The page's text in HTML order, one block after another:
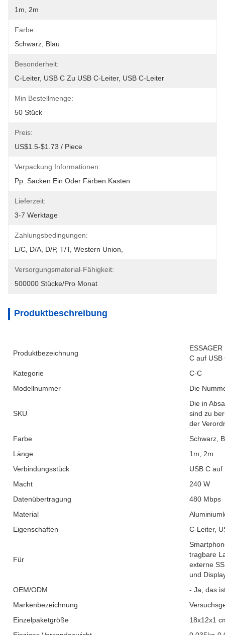
1m, 2m
Farbe:
Schwarz, Blau
Besonderheit:
C-Leiter, USB C Zu USB C-Leiter, USB C-Leiter
Min Bestellmenge:
50 Stück
Preis:
US$1.5-$1.73 / Piece
Verpackung Informationen:
Pp. Sacken Ein Oder Färben Kasten
Lieferzeit:
3-7 Werktage
Zahlungsbedingungen:
L/C, D/A, D/P, T/T, Western Union,
Versorgungsmaterial-Fähigkeit:
500000 Stücke/pro Monat
Produktbeschreibung
Produktbezeichnung
C auf USB
Kategorie
C-C
Modellnummer
Die
SKU
Die in
sind zu
der
Farbe
Schwarz,
Länge
1m, 2m
Verbindungsstück
USB C auf
Macht
240 W
Datenübertragung
480 Mbps
Material
Eigenschaften
C-Leiter,
Für
tragbare
externe
und
OEM/ODM
- Ja, das
Markenbezeichnung
Einzelpaketgröße
18x12x1